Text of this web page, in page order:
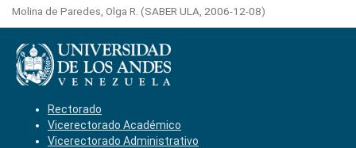
Molina de Paredes, Olga R. (SABER ULA, 2006-12-08)
Rectorado
Vicerectorado Académico
Vicerectorado Administrativo